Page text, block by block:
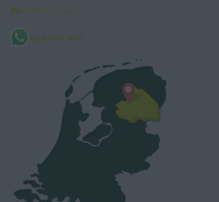
info@norgerberg.nl
App met ons